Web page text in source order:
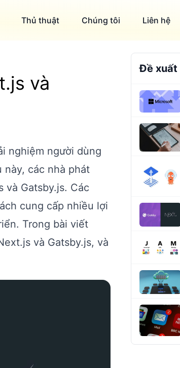
Thủ thuật Chúng tôi Liên hệ
và
nghiệm người dùng
các nhà phát
và Gatsby.js. Các
cung cấp nhiều lợi
Trong bài viết
và Gatsby.js, và
Đề xuất